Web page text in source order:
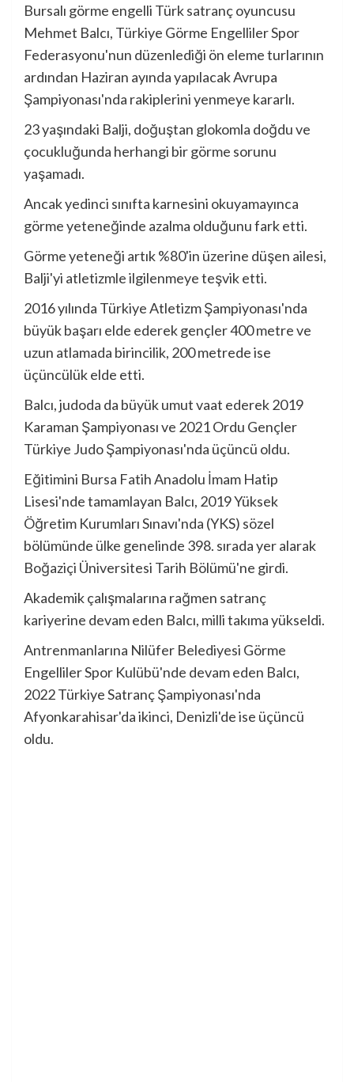
Bursalı görme engelli Türk satranç oyuncusu
Mehmet Balcı, Türkiye Görme Engelliler Spor
Federasyonu'nun düzenlediği ön eleme turlarının
ardından Haziran ayında yapılacak Avrupa
Şampiyonası'nda rakiplerini yenmeye kararlı.
23 yaşındaki Balji, doğuştan glokomla doğdu ve
çocukluğunda herhangi bir görme sorunu
yaşamadı.
Ancak yedinci sınıfta karnesini okuyamayınca
görme yeteneğinde azalma olduğunu fark etti.
Görme yeteneği artık %80'in üzerine düşen ailesi,
Balji'yi atletizmle ilgilenmeye teşvik etti.
2016 yılında Türkiye Atletizm Şampiyonası'nda
büyük başarı elde ederek gençler 400 metre ve
uzun atlamada birincilik, 200 metrede ise
üçüncülük elde etti.
Balcı, judoda da büyük umut vaat ederek 2019
Karaman Şampiyonası ve 2021 Ordu Gençler
Türkiye Judo Şampiyonası'nda üçüncü oldu.
Eğitimini Bursa Fatih Anadolu İmam Hatip
Lisesi'nde tamamlayan Balcı, 2019 Yüksek
Öğretim Kurumları Sınavı'nda (YKS) sözel
bölümünde ülke genelinde 398. sırada yer alarak
Boğaziçi Üniversitesi Tarih Bölümü'ne girdi.
Akademik çalışmalarına rağmen satranç
kariyerine devam eden Balcı, milli takıma yükseldi.
Antrenmanlarına Nilüfer Belediyesi Görme
Engelliler Spor Kulübü'nde devam eden Balcı,
2022 Türkiye Satranç Şampiyonası'nda
Afyonkarahisar'da ikinci, Denizli'de ise üçüncü
oldu.